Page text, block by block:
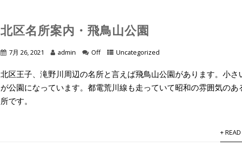
北区名所案内・飛鳥山公園
7月 26, 2021 admin Off Uncategorized
北区王子、滝野川周辺の名所と言えば飛鳥山公園があります。小さ
が公園になっています。都電荒川線も走っていて昭和の雰囲気のあ
所です。
+